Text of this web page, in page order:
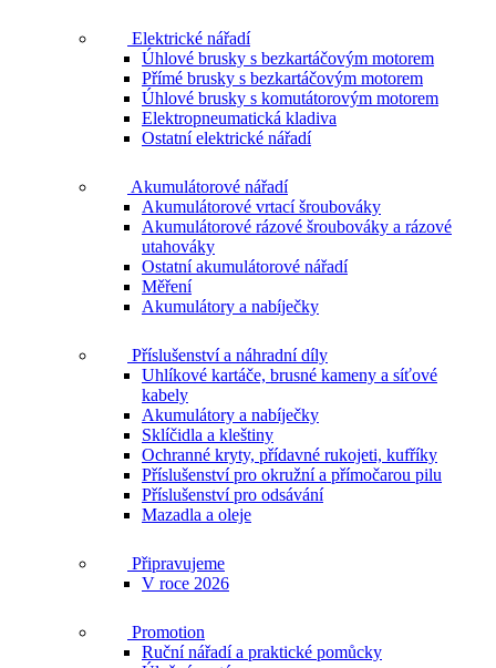
Elektrické nářadí
Úhlové brusky s bezkartáčovým motorem
Přímé brusky s bezkartáčovým motorem
Úhlové brusky s komutátorovým motorem
Elektropneumatická kladiva
Ostatní elektrické nářadí
Akumulátorové nářadí
Akumulátorové vrtací šroubováky
Akumulátorové rázové šroubováky a rázové
utahováky
Ostatní akumulátorové nářadí
Měření
Akumulátory a nabíječky
Příslušenství a náhradní díly
Uhlíkové kartáče, brusné kameny a síťové
kabely
Akumulátory a nabíječky
Sklíčidla a kleštiny
Ochranné kryty, přídavné rukojeti, kufříky
Příslušenství pro okružní a přímočarou pilu
Příslušenství pro odsávání
Mazadla a oleje
Připravujeme
V roce 2026
Promotion
Ruční nářadí a praktické pomůcky